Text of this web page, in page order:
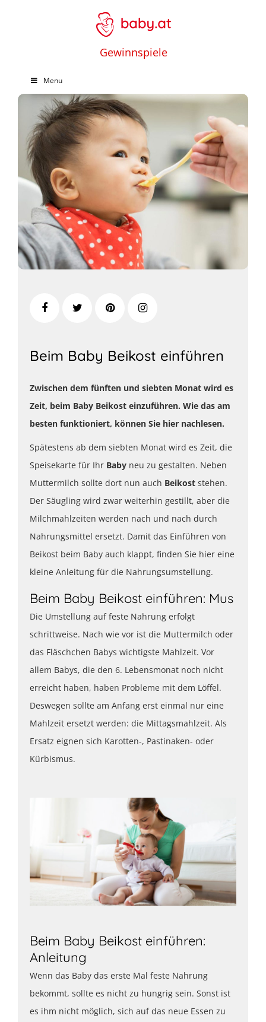
Gewinnspiele
Menu
Beim Baby Beikost einführen
Zwischen dem fünften und siebten Monat wird es
Zeit, beim Baby Beikost einzuführen. Wie das am
besten funktioniert, können Sie hier nachlesen.
Spätestens ab dem siebten Monat wird es Zeit, die
Speisekarte für Ihr Baby neu zu gestalten. Neben
Muttermilch sollte dort nun auch Beikost stehen.
Der Säugling wird zwar weiterhin gestillt, aber die
Milchmahlzeiten werden nach und nach durch
Nahrungsmittel ersetzt. Damit das Einführen von
Beikost beim Baby auch klappt, finden Sie hier eine
kleine Anleitung für die Nahrungsumstellung.
Beim Baby Beikost einführen: Mus
Die Umstellung auf feste Nahrung erfolgt
schrittweise. Nach wie vor ist die Muttermilch oder
das Fläschchen Babys wichtigste Mahlzeit. Vor
allem Babys, die den 6. Lebensmonat noch nicht
erreicht haben, haben Probleme mit dem Löffel.
Deswegen sollte am Anfang erst einmal nur eine
Mahlzeit ersetzt werden: die Mittagsmahlzeit. Als
Ersatz eignen sich Karotten-, Pastinaken- oder
Kürbismus.
Beim Baby Beikost einführen:
Anleitung
Wenn das Baby das erste Mal feste Nahrung
bekommt, sollte es nicht zu hungrig sein. Sonst ist
es ihm nicht möglich, sich auf das neue Essen zu